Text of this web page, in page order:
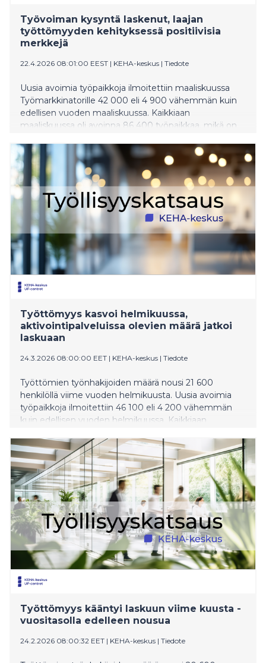
Työvoiman kysyntä laskenut, laajan
työttömyyden kehityksessä positiivisia
merkkejä
22.4.2026 08:01:00 EEST | KEHA-keskus | Tiedote
Uusia avoimia työpaikkoja ilmoitettiin maaliskuussa
Työmarkkinatorille 42 000 eli 4 900 vähemmän kuin
edellisen vuoden maaliskuussa. Kaikkiaan
maaliskuussa oli avoinna 86 400 työpaikkaa, mikä on
Työttömiä työnhakijoita oli maaliskuun lopussa 342
800. Työttömien määrä nousi 22 400 (7 %) henkilöllä
viime vuoden maaliskuusta. Sen sijaan työttömien ja
aktivointipalveluiden piirissä olevista koostuva laaja
työttömyys oli noussut vuoden takaiseen vain 13 500
(3 %). Yhteensä laajan työttömyyden piiriin kuului 434
000 työnhakijaa.
Työttömyys kasvoi helmikuussa,
aktivointipalveluissa olevien määrä jatkoi
laskuaan
24.3.2026 08:00:00 EET | KEHA-keskus | Tiedote
Työttömien työnhakijoiden määrä nousi 21 600
henkilöllä viime vuoden helmikuusta. Uusia avoimia
työpaikkoja ilmoitettiin 46 100 eli 4 200 vähemmän
kuin edellisen vuoden helmikuussa. Kaikkiaan
400 vähemmän kuin vuosi sitten.
Työttömyys kääntyi laskuun viime kuusta -
vuositasolla edelleen nousua
24.2.2026 08:00:32 EET | KEHA-keskus | Tiedote